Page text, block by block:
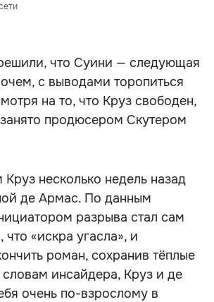
что Суини — следующая
с выводами торопиться
на то, что Круз свободен,
продюсером Скутером
несколько недель назад
де Армас. По данным
разрыва стал сам
«искра угасла», и
роман, сохранив тёплые
инсайдера, Круз и де
очень по-взрослому в